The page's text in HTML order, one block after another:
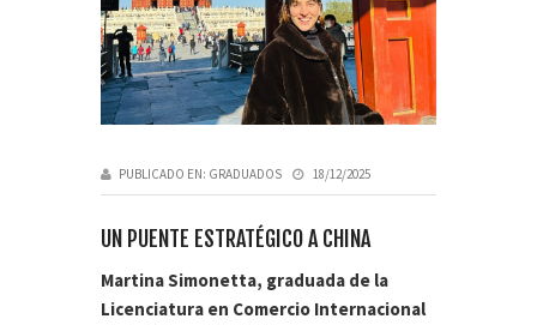
PUBLICADO EN: GRADUADOS 18/12/2025
UN PUENTE ESTRATÉGICO A CHINA
Martina Simonetta, graduada de la
Licenciatura en Comercio Internacional